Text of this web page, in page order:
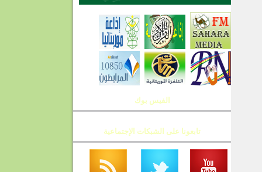
الفيس بوك
تابعونا على الشبكات الإجتماعية